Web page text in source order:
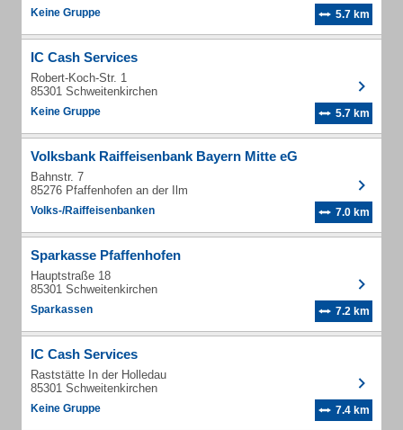
Keine Gruppe 5.7 km
IC Cash Services
Robert-Koch-Str. 1
85301 Schweitenkirchen
Keine Gruppe 5.7 km
Volksbank Raiffeisenbank Bayern Mitte eG
Bahnstr. 7
85276 Pfaffenhofen an der Ilm
Volks-/Raiffeisenbanken 7.0 km
Sparkasse Pfaffenhofen
Hauptstraße 18
85301 Schweitenkirchen
Sparkassen 7.2 km
IC Cash Services
Raststätte In der Holledau
85301 Schweitenkirchen
Keine Gruppe 7.4 km